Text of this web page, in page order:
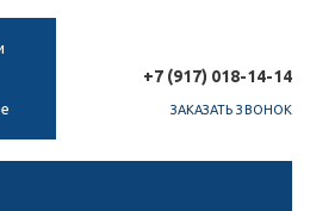
+7 (917) 018-14-14
ЗАКАЗАТЬ ЗВОНОК